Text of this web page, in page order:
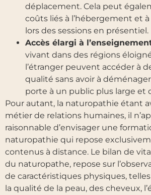
déplacement. Cela peut
coûts liés à l’hébergement et
lors des sessions en présentiel.
Accès élargi à
vivant dans des régions
l’étranger peuvent accéder à
qualité sans avoir à
porte à un public plus large et
Pour autant, la naturopathie étant
métier de relations humaines, il
raisonnable d’envisager une
naturopathie qui repose
contenus à distance. Le bilan de
du naturopathe, repose sur
de caractéristiques physiques,
la qualité de la peau, des cheveux,